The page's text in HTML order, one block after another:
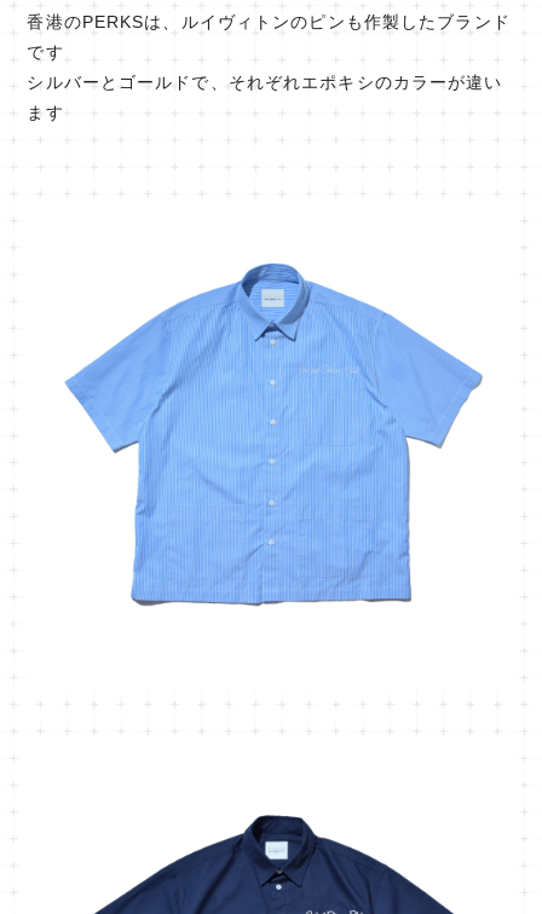
香港のPERKSは、ルイヴィトンのピンも作製したブランド
です
シルバーとゴールドで、それぞれエポキシのカラーが違い
ます